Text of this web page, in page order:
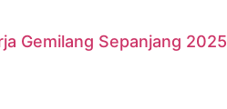
Gemilang Sepanjang 2025